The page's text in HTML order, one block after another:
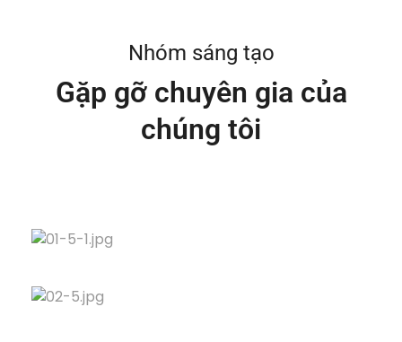
Nhóm sáng tạo
Gặp gỡ chuyên gia của
chúng tôi